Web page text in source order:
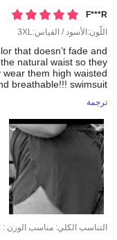
F***r
اللّون:الأسود / القياس:3XL
that doesn’t fade and
the natural waist so they
wear them high waisted
breathable!!! swimsuit
ترجمة
التناسب الكلي:مناسب الوزن :